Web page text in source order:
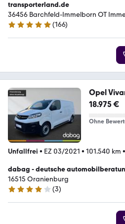
transporterland.de
36456 Barchfeld-Immelborn OT
4.9 Sterne
(166)
Opel
18.975 €
Ohne
Unfallfrei • EZ 03/2021 • 101.540 km •
dabag - deutsche
16515 Oranienburg
4 Sterne
(3)